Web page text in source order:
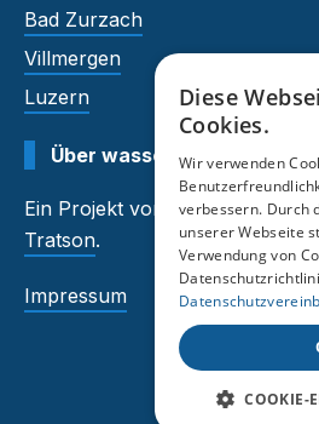
Bad Zurzach
Villmergen
Luzern
Über
Ein Projekt von Auftragsmeister
Tratson.
Impressum
Diese
Cookies.
Wir verwenden
verbessern. Durch
unserer Webseite
Verwendung von
COOKIE-